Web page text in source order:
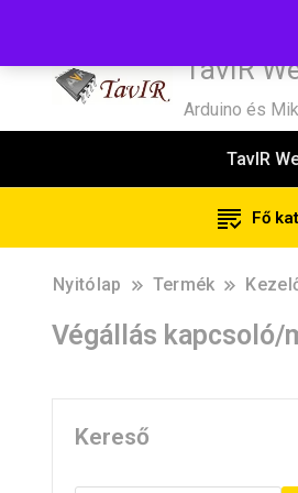
TavIR
Arduino és
TavIR
Fő
Nyitólap Termék
Végállás kapcsoló/
Kereső